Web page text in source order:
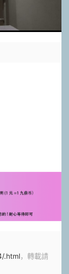
.html，轉載請